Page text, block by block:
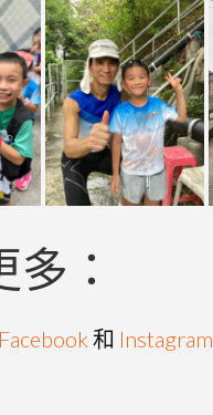
：
Facebook 和 Instagram